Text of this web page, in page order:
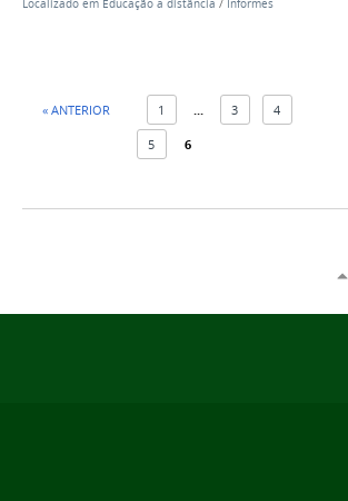
Localizado em Educação a distância / Informes
« ANTERIOR 1 ... 3 4
5 6